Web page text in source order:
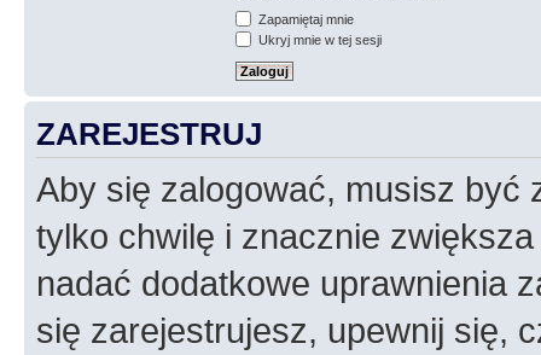
Zapamiętaj mnie
Ukryj mnie w tej sesji
ZAREJESTRUJ
Aby się zalogować, musisz być
tylko chwilę i znacznie
nadać dodatkowe uprawnienia
się zarejestrujesz, upewnij się,